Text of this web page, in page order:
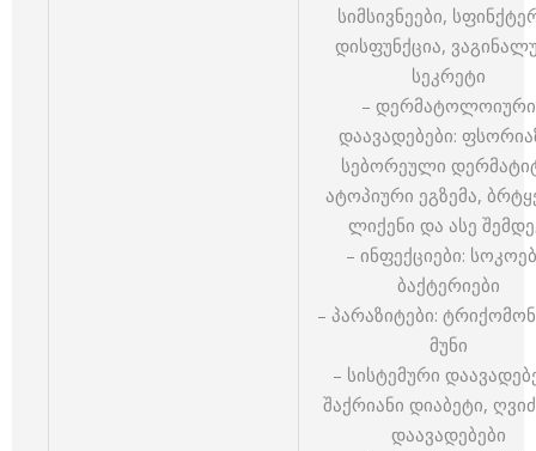
სიმსივნეები,
დისფუნქცია,
სეკრეტი
– დერმატოლოიური
დაავადებები:
სებორეული
ატოპიური ეგზემა,
ლიქენი და ასე
– ინფექციები:
ბაქტერიები
– პარაზიტები:
მუნი
– სისტემური
შაქრიანი დიაბეტი,
დაავადებები